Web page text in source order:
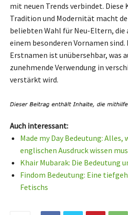
mit neuen Trends verbindet. Diese
Tradition und Modernität macht
beliebten Wahl für Neu-Eltern, die
einem besonderen Vornamen sind.
Erstnamen ist unübersehbar, was
zunehmende Verwendung in
verstärkt wird.
Auch interessant:
Made my Day Bedeutung: Alles,
englischen Ausdruck wissen
Khair Mubarak: Die Bedeutung
Findom Bedeutung: Eine
Fetischs